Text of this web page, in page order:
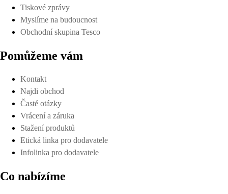
Tiskové zprávy
Myslíme na budoucnost
Obchodní skupina Tesco
Pomůžeme vám
Kontakt
Najdi obchod
Časté otázky
Vrácení a záruka
Stažení produktů
Etická linka pro dodavatele
Infolinka pro dodavatele
Co nabízíme